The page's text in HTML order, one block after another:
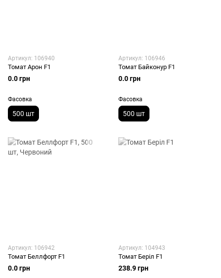
Артикул: 106940
Томат Арон F1
0.0 грн
Фасовка
500 шт
Артикул: 106946
Томат Байконур F1
0.0 грн
Фасовка
500 шт
Артикул: 106942
Томат Беллфорт F1
0.0 грн
Артикул: 104943
Томат Беріл F1
238.9 грн